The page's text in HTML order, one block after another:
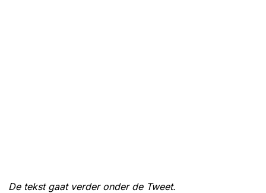
De tekst gaat verder onder de Tweet.